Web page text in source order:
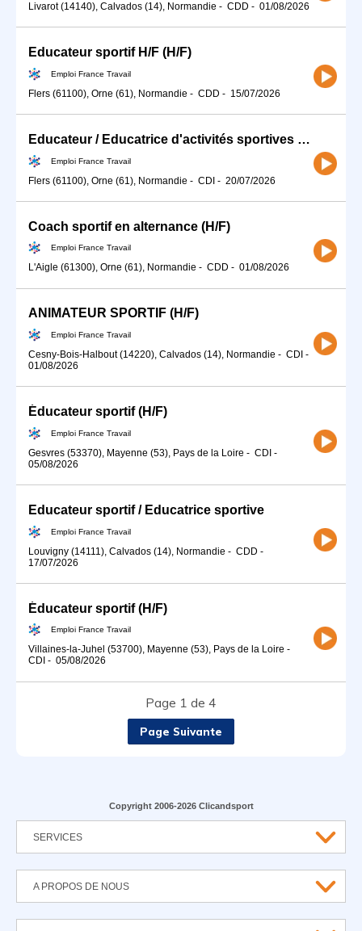
Livarot (14140), Calvados (14), Normandie - CDD - 01/08/2026
Educateur sportif H/F (H/F)
Emploi France Travail
Flers (61100), Orne (61), Normandie - CDD - 15/07/2026
Educateur / Educatrice d'activités sportives (H/F)
Emploi France Travail
Flers (61100), Orne (61), Normandie - CDI - 20/07/2026
Coach sportif en alternance (H/F)
Emploi France Travail
L'Aigle (61300), Orne (61), Normandie - CDD - 01/08/2026
ANIMATEUR SPORTIF (H/F)
Emploi France Travail
Cesny-Bois-Halbout (14220), Calvados (14), Normandie - CDI -
01/08/2026
Éducateur sportif (H/F)
Emploi France Travail
Gesvres (53370), Mayenne (53), Pays de la Loire - CDI -
05/08/2026
Educateur sportif / Educatrice sportive
Emploi France Travail
Louvigny (14111), Calvados (14), Normandie - CDD -
17/07/2026
Éducateur sportif (H/F)
Emploi France Travail
Villaines-la-Juhel (53700), Mayenne (53), Pays de la Loire -
CDI - 05/08/2026
Page 1 de 4
Page Suivante
Copyright 2006-2026 Clicandsport
SERVICES
A PROPOS DE NOUS